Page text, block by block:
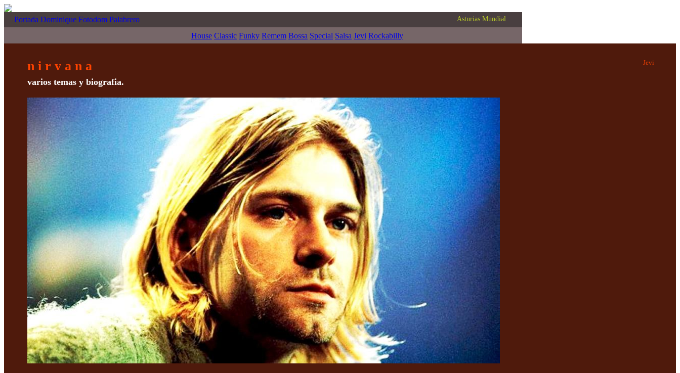
Portada Dominique Fotodom Palabrero Asturias Mundial
House Classic Funky Remem Bossa Special Salsa Jevi Rockabilly
Jevi
n i r v a n a
varios temas y biografia.